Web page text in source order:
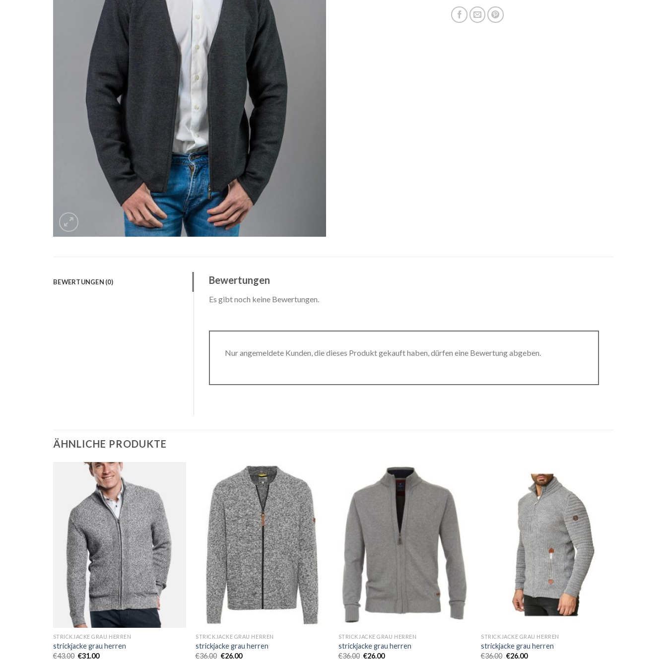
BEWERTUNGEN (0) Bewertungen
Es gibt noch keine Bewertungen.
Nur angemeldete Kunden, die dieses Produkt gekauft haben, dürfen eine Bewertung abgeben.
ÄHNLICHE PRODUKTE
STRICKJACKE GRAU HERREN
strickjacke grau herren
€43.00 €31.00
STRICKJACKE GRAU HERREN
strickjacke grau herren
€36.00 €26.00
STRICKJACKE GRAU HERREN
strickjacke grau herren
€36.00 €26.00
STRICKJACKE GRAU HERREN
strickjacke grau herren
€36.00 €26.00